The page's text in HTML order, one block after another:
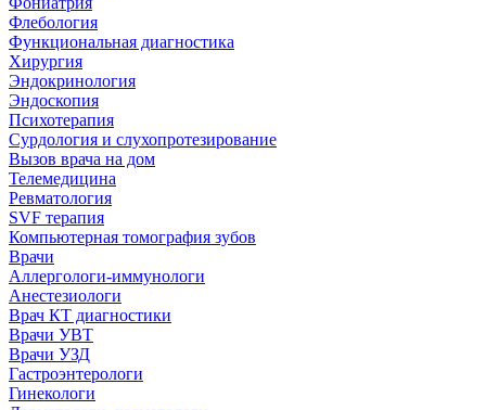
Флебология
Функциональная диагностика
Хирургия
Эндокринология
Эндоскопия
Психотерапия
Сурдология и слухопротезирование
Вызов врача на дом
Телемедицина
Ревматология
SVF терапия
Компьютерная томография зубов
Врачи
Аллергологи-иммунологи
Анестезиологи
Врач КТ диагностики
Врачи УВТ
Врачи УЗД
Гастроэнтерологи
Гинекологи